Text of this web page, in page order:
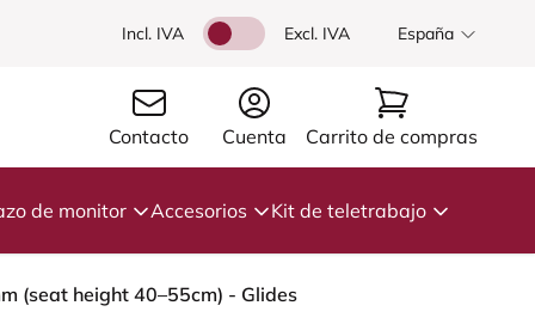
Incl. IVA Excl. IVA España
Contacto Cuenta Carrito de compras
de monitor Accesorios Kit de teletrabajo
(seat height 40–55cm) - Glides